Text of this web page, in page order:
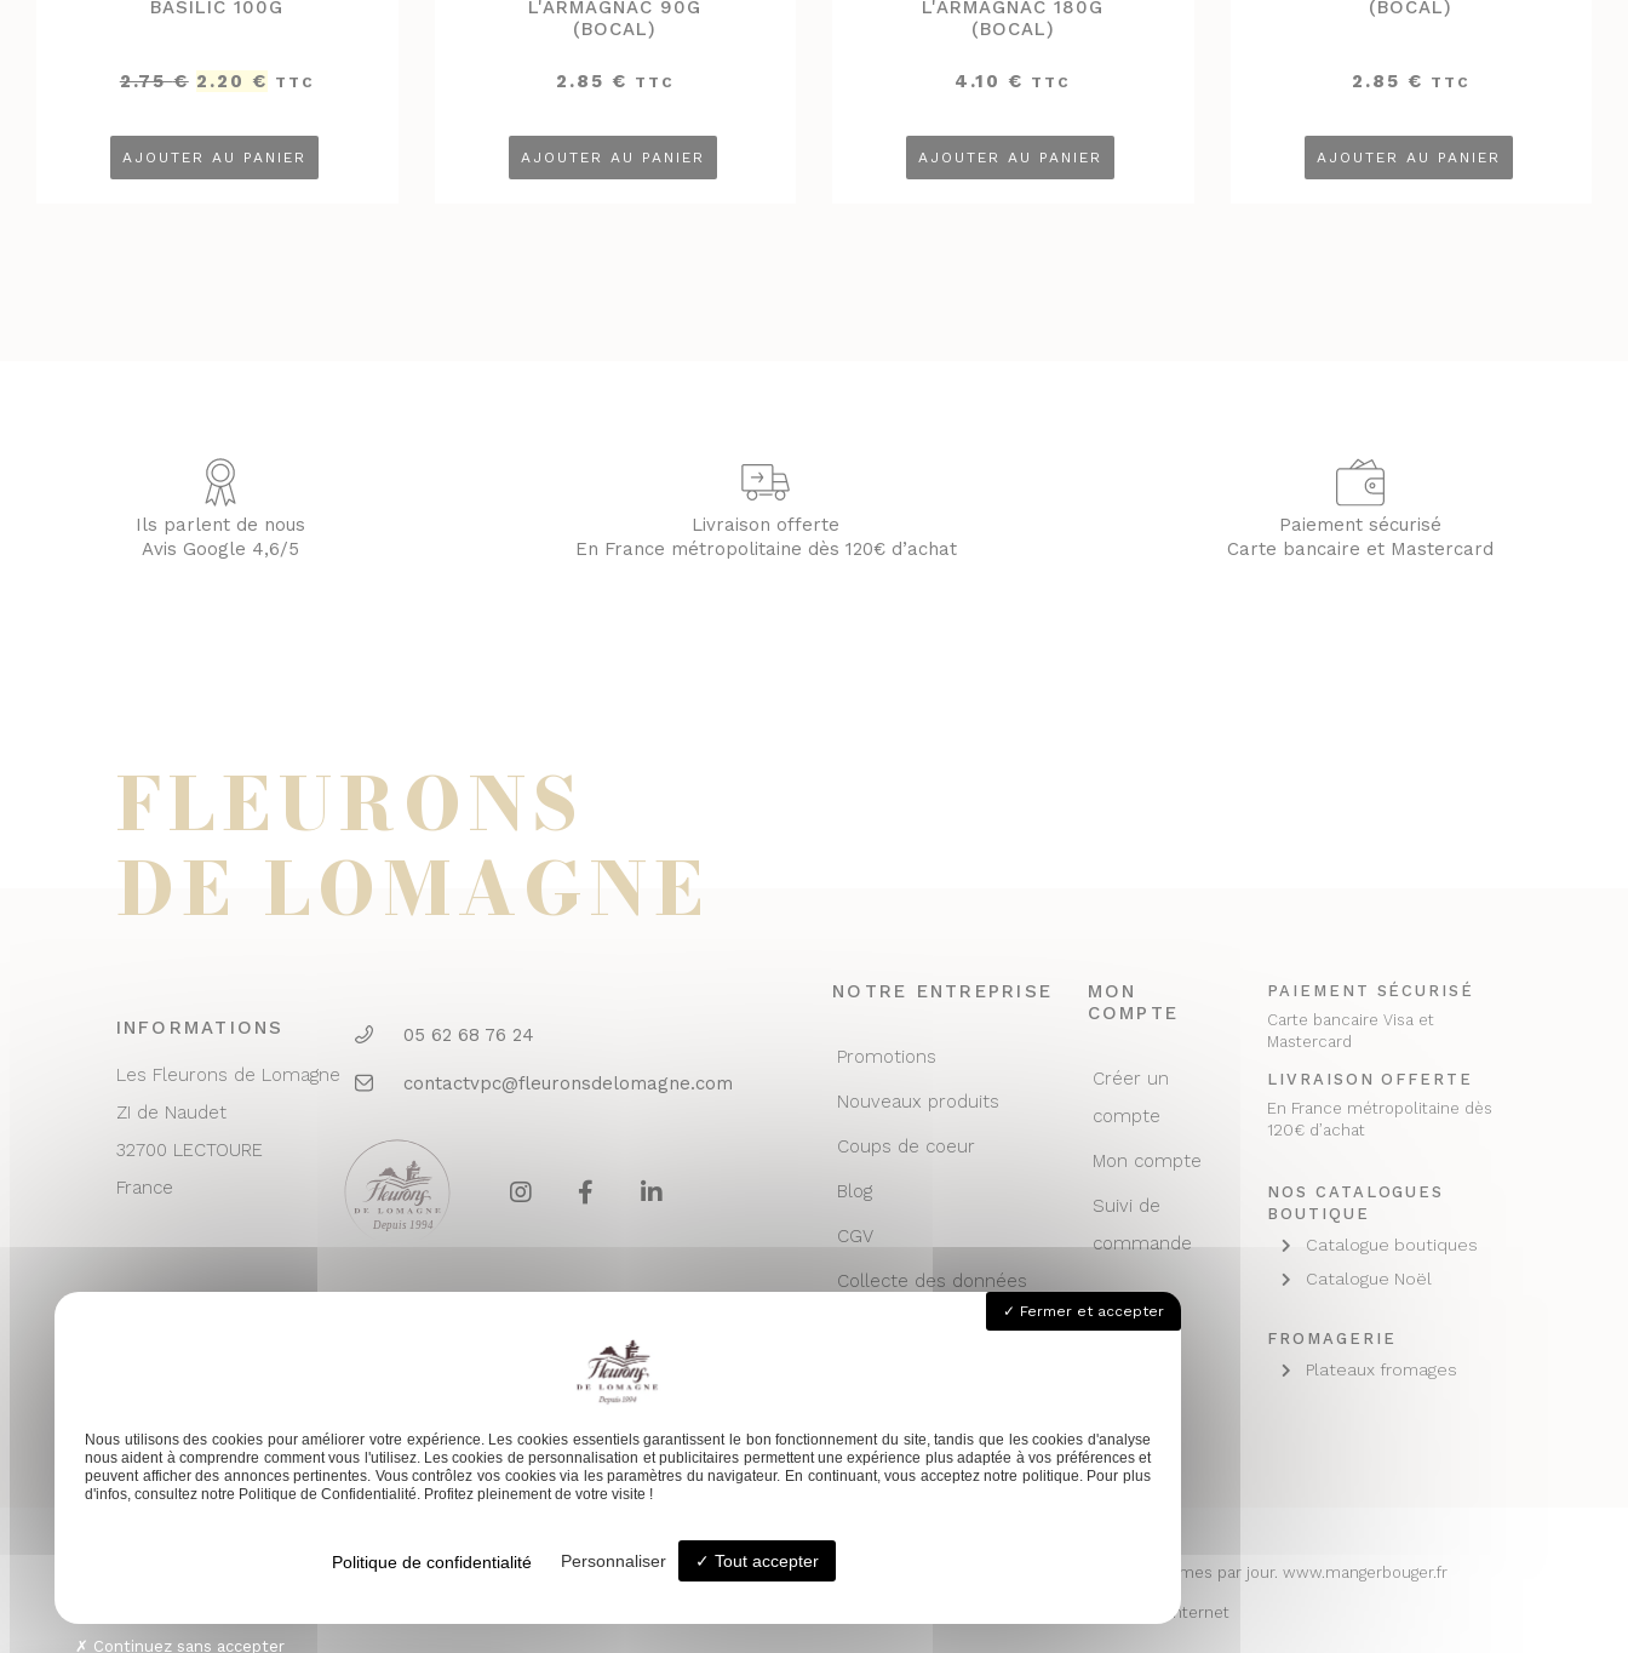
BASILIC 100G
2.75€ Le
2.75 €.
2.20 € Le
2.20 €.
TTC
AJOUTER AU PANIER
L'ARMAGNAC 90G
(BOCAL)
2.85 € TTC
AJOUTER AU PANIER
L'ARMAGNAC 180G
(BOCAL)
4.10 € TTC
AJOUTER AU PANIER
(BOCAL)
2.85 € TTC
AJOUTER AU PANIER
Ils parlent de nous
Avis Google 4,6/5
Livraison offerte
En France métropolitaine dès 120€ d’achat
Paiement sécurisé
Carte bancaire et Mastercard
FLEURONS
DE LOMAGNE
INFORMATIONS
Les Fleurons de Lomagne
ZI de Naudet
32700 LECTOURE
France
05 62 68 76 24
contactvpc@fleuronsdelomagne.com
Depuis 1994
NOTRE ENTREPRISE
Promotions
Nouveaux produits
Coups de coeur
Blog
CGV
Collecte des données
MON
COMPTE
Créer un
compte
Mon compte
Suivi de
commande
PAIEMENT SÉCURISÉ
Carte bancaire Visa et
Mastercard
LIVRAISON OFFERTE
En France métropolitaine dès
120€ d’achat
NOS CATALOGUES
BOUTIQUE
Catalogue boutiques
Catalogue Noël
FROMAGERIE
Plateaux fromages
L’abus d’alcool est dangereux pour la santé. À consommer avec modération. Pour votre santé, mangez au moins cinq fruits et légumes par jour. www.mangerbouger.fr
- LINKWEB Création et référencement de sites internet
Fermer et accepter
Nous utilisons des cookies pour améliorer votre expérience. Les cookies essentiels garantissent le bon fonctionnement du site, tandis que les cookies d'analyse
nous aident à comprendre comment vous l'utilisez. Les cookies de personnalisation et publicitaires permettent une expérience plus adaptée à vos préférences et
peuvent afficher des annonces pertinentes. Vous contrôlez vos cookies via les paramètres du navigateur. En continuant, vous acceptez notre politique. Pour plus
d'infos, consultez notre Politique de Confidentialité. Profitez pleinement de votre visite !
Tout accepter
Personnaliser
Politique de confidentialité
Continuez sans accepter